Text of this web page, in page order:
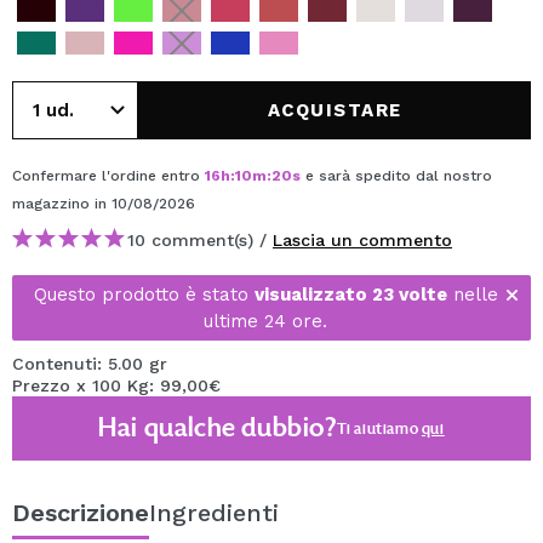
ACQUISTARE
Confermare l'ordine entro 16h:10m:20s e sarà spedito dal nostro
magazzino in 10/08/2026
10 comment(s) / Lascia un commento
Questo prodotto è stato visualizzato 23 voltenelle
ultime 24 ore.
Contenuti: 5.00 gr
Prezzo x 100 Kg: 99,00€
Hai qualche dubbio?Ti aiutiamoqui
DescrizioneIngredienti